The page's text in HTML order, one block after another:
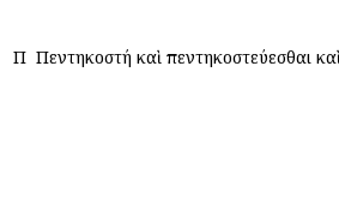
Π Πεντηκοστή καὶ πεντηκοστεύεσθαι